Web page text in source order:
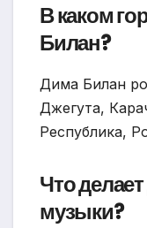
В каком
Билан?
Дима Билан
Джегута,
Республика,
Что
музыки?